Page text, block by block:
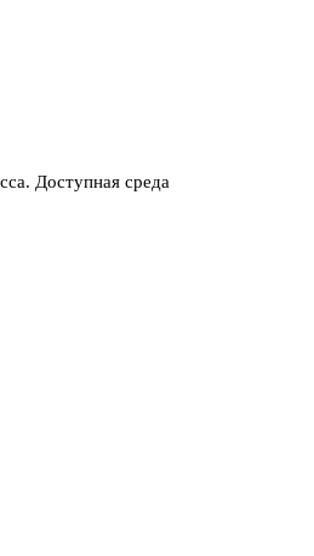
Доступная среда